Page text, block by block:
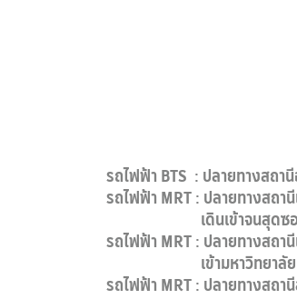
รถไฟฟ้า BTS : ปลายทางสถา
รถไฟฟ้า MRT : ปลายทางสถ
เดินเข้าจนสุดซอยพบ
รถไฟฟ้า MRT : ปลายทางสถ
เข้ามหาวิทยาลัย
รถไฟฟ้า MRT : ปลายทางสถา